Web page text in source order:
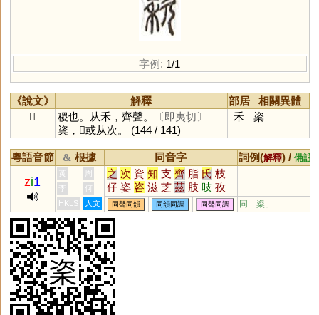
字例: 1/1
《說文》 解釋 部居
相關異體
𪗉
稷也。从禾，齊聲。
〔即夷切〕
秶，𪗉或从次。 (144 / 141)
禾 秶
粵語音節 & 根據 同音字 詞例(解釋) / 備註
zi1
黃 周 之 次 資 知 支 齊 脂 氏 枝
仔 姿 咨 滋 芝 茲 肢 吱 孜
觜 恣 訾 輜 淄 齎 貲 蜘 祗
梔 鯔 砥 泜 髭 緇 齜 孳 榰
甾
觶
鮨
栺
秪
李
何
HKLS
人文 同聲同韻 同韻同調 同聲同調 同「粢 」